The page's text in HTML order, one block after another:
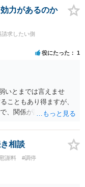
た条項と読むのが自然
験費用などの教育費に
を請求できる」とまで
学費用をどこまで負
、子どもの年齢、大
ります。公正証書の他
うに定められている
「進学費用」に関する
えられます。
力があるのか
請求したい側
役にたった 1
いとまでは言えませ
こともあり得ますが、
、関係が認定される余
相談されることをおす
相談
謝料
#調停